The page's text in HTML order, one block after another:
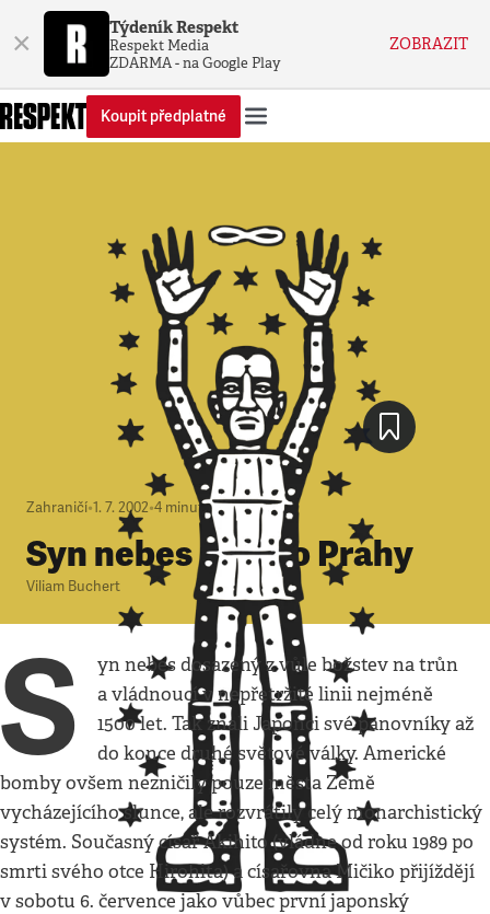
× Týdeník Respekt
Respekt Media
ZDARMA - na Google Play
ZOBRAZIT
Koupit předplatné
Zahraničí•1. 7. 2002•4 minuty
Syn nebes míří do Prahy
Viliam Buchert
S
yn nebes dosazený z vůle božstev na trůn
a vládnoucí v nepřetržité linii nejméně
1500 let. Tak znali Japonci své panovníky až
do konce druhé světové války. Americké
bomby ovšem nezničily pouze města Země
vycházejícího slunce, ale rozvrátily celý monarchistický
systém. Současný císař Akihito (vládne od roku 1989 po
smrti svého otce Hirohita) a císařovna Mičiko přijíždějí
v sobotu 6. července jako vůbec první japonský